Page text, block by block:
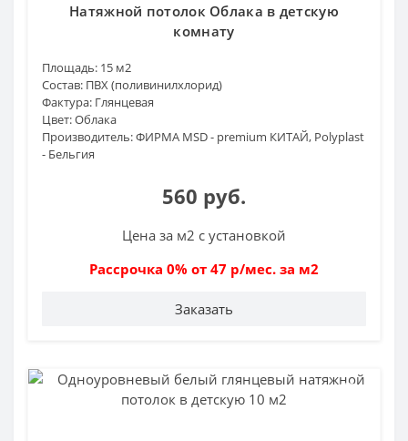
Натяжной потолок Облака в детскую
комнату
Площадь: 15 м2
Состав: ПВХ (поливинилхлорид)
Фактура: Глянцевая
Цвет:Облака
Производитель:ФИРМА MSD - premium КИТАЙ, Polyplast
- Бельгия
560 руб.
Цена за м2 с установкой
Рассрочка 0% от 47 р/мес. за м2
Заказать